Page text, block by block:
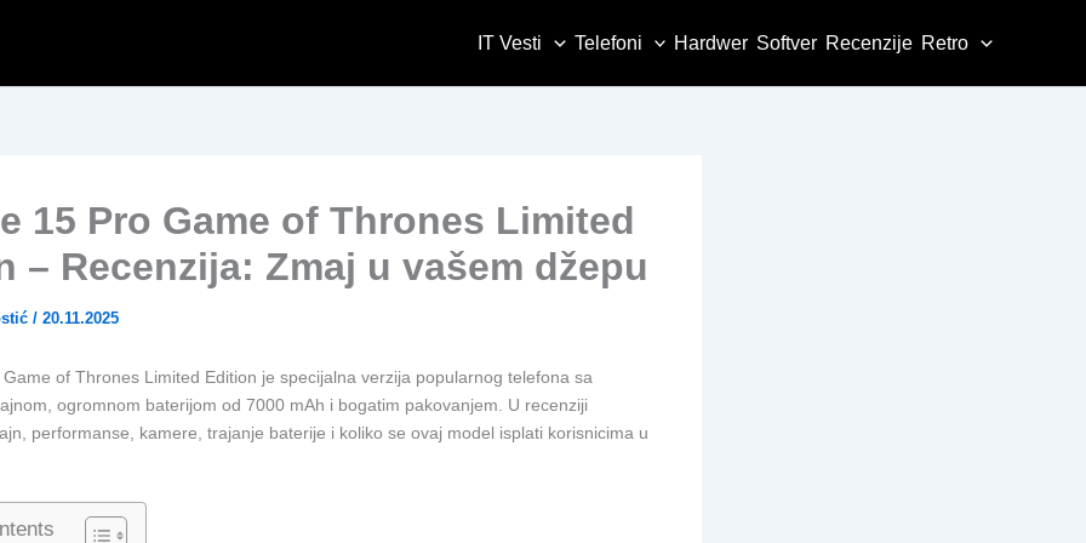
IT Vesti Telefoni Hardwer Softver Recenzije Retro
15 Pro Game of Thrones Limited
– Recenzija: Zmaj u vašem džepu
/ 20.11.2025
of Thrones Limited Edition je specijalna verzija popularnog telefona sa
ogromnom baterijom od 7000 mAh i bogatim pakovanjem. U recenziji
performanse, kamere, trajanje baterije i koliko se ovaj model isplati korisnicima u